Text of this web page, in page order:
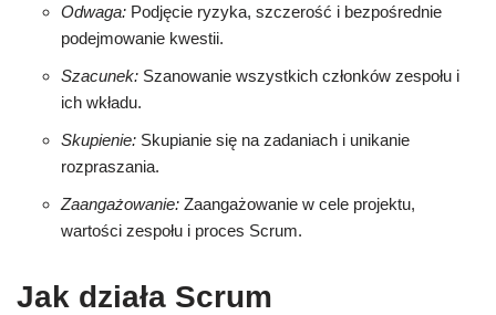
Odwaga: Podjęcie ryzyka, szczerość i bezpośrednie
podejmowanie kwestii.
Szacunek: Szanowanie wszystkich członków zespołu i
ich wkładu.
Skupienie: Skupianie się na zadaniach i unikanie
rozpraszania.
Zaangażowanie: Zaangażowanie w cele projektu,
wartości zespołu i proces Scrum.
Jak działa Scrum